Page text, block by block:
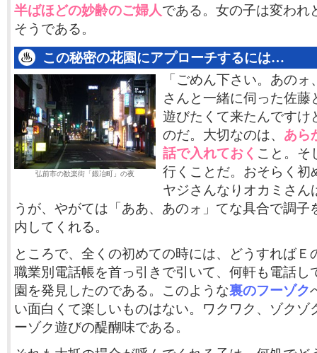
半ばほどの妙齢のご婦人である。女の子は変われ
そうである。
この秘密の花園にアプローチするには…
弘前市の歓楽街「鍛冶町」の夜
「ごめん下さい。あの
さんと一緒に伺った佐藤
遊びたくて来たんですけ
のだ。大切なのは、 あら
話で入れておく こと。そ
行くことだ。おそらく初
ヤジさんなりオカミさん
うが、やがては「ああ、あのォ」てな具合で調子
内してくれる。
ところで、全くの初めての時には、どうすればＥ
職業別電話帳を首っ引きで引いて、何軒も電話し
園を発見したのである。このような裏のフーゾク
い面白くて楽しいものはない。ワクワク、ゾクゾ
ーゾク遊びの醍醐味である。